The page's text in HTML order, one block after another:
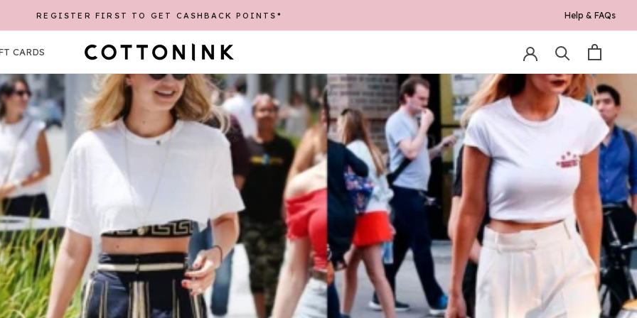
SHIPPING UP TO 30K WITH A MINIMUM PURCHASE OF 250K*
REGISTER FIRST TO GET CASHBACK POINTS* Help & FAQs
CARDS
NEXT